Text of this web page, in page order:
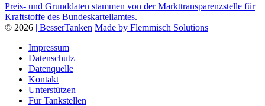
Preis- und Grunddaten stammen von der Markttransparenzstelle für
Kraftstoffe des Bundeskartellamtes.
© 2026 | BesserTanken Made by Flemmisch Solutions
Impressum
Datenschutz
Datenquelle
Kontakt
Unterstützen
Für Tankstellen